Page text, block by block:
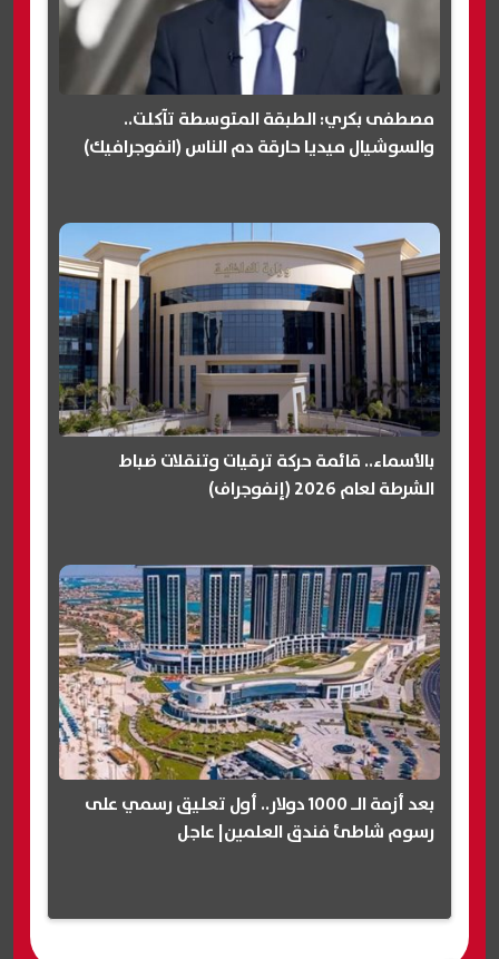
مصطفى بكري: الطبقة المتوسطة تآكلت..
والسوشيال ميديا حارقة دم الناس (انفوجرافيك)
بالأسماء.. قائمة حركة ترقيات وتنقلات ضباط
الشرطة لعام 2026 (إنفوجراف)
بعد أزمة الـ 1000 دولار.. أول تعليق رسمي على
رسوم شاطئ فندق العلمين| عاجل